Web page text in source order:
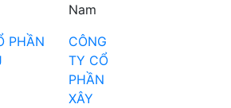
Nam
CÔNG
TY CỔ
PHẦN
XÂY